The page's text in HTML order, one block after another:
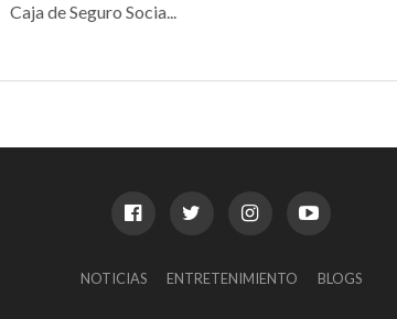
Caja de Seguro Socia...
NOTICIAS ENTRETENIMIENTO BLOGS